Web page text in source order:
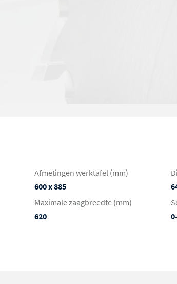
Afmetingen werktafel (mm)
600 x 885
Maximale zaagbreedte (mm)
620